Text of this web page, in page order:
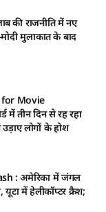
की राजनीति में नए
मुलाकात के बाद
Movie
में तीन दिन से रह रहा
लोगों के होश
: अमेरिका में जंगल
में हेलीकॉप्टर क्रैश;